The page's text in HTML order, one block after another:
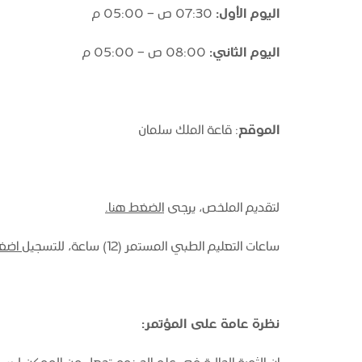
اليوم الأول:
اليوم الثاني:
الموقع: قاعة الملك سلمان
لتقديم الملخص، يرجى الضغط هنا.
ساعات التعليم الطبي المستمر (12) ساعة، للتسجيل
نظرة عامة على المؤتمر: